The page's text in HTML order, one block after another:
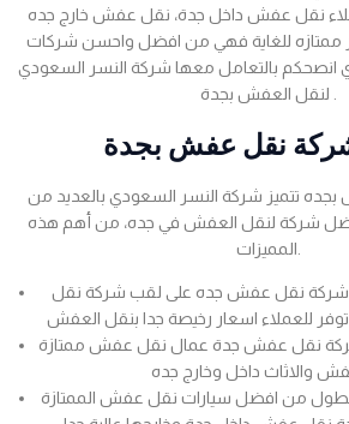
نقل عفش داخل جدة، نقل عفش خارج جده
ممتازه للغاية فهي من افضل واحسن شركات
بالتعامل معها شركة النسر السعودي
نقل عفش بجدة
تتميز شركة النسر السعودي بالعديد من
افضل شركة لنقل العفش في جده، من أهم هذه
شركة نقل عفش جده على لقب شركة نقل
نقل عفش جدة عمال نقل عفش ممتازة
من افضل سيارات نقل عفش الممتازة